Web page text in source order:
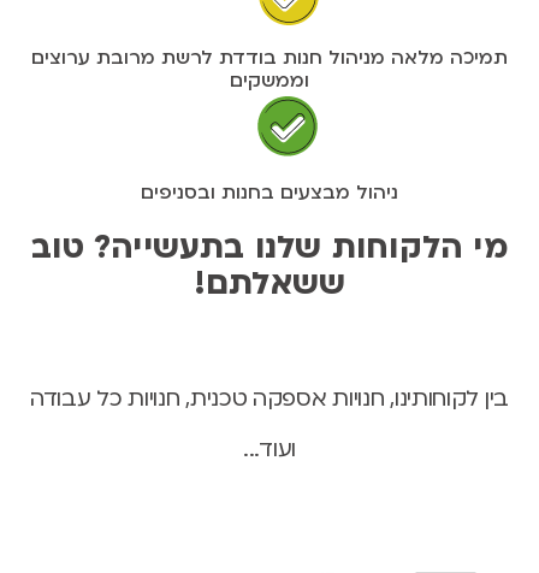
תמיכה מלאה מניהול חנות בודדת לרשת מרובת ערוצים
וממשקים
ניהול מבצעים בחנות ובסניפים
מי הלקוחות שלנו בתעשייה? טוב
ששאלתם!
בין לקוחותינו, חנויות אספקה טכנית, חנויות כל עבודה
ועוד...